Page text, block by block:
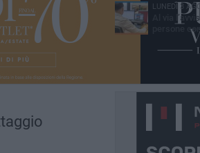
LUNEDÌ 3
Al via
persone